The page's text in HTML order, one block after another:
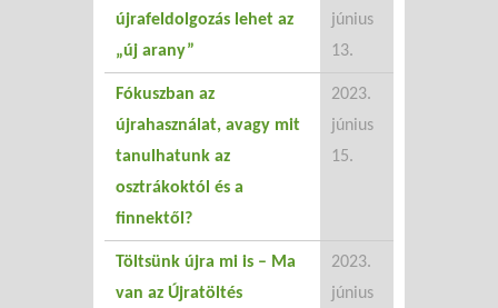
újrafeldolgozás lehet az
„új arany”
június
13.
Fókuszban az
újrahasználat, avagy mit
tanulhatunk az
osztrákoktól és a
finnektől?
2023.
június
15.
Töltsünk újra mi is – Ma
van az Újratöltés
2023.
június